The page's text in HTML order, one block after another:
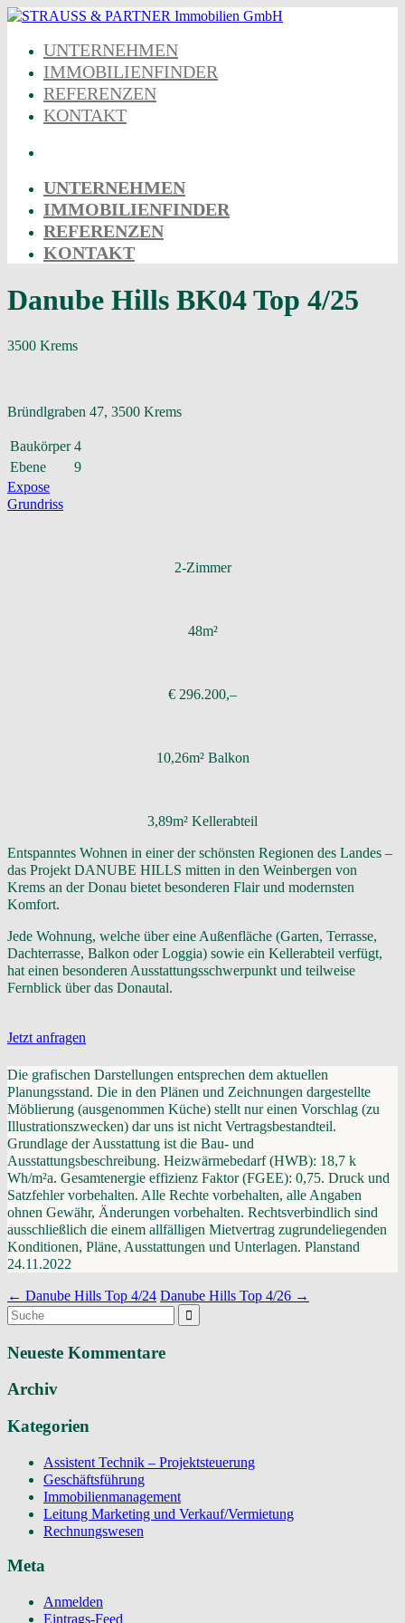
Skip
contentUNTERNEHMEN
IMMOBILIENFINDER
REFERENZEN
KONTAKT
UNTERNEHMEN
IMMOBILIENFINDER
REFERENZEN
KONTAKT
Danube Hills BK04 Top 4/25
3500 Krems
Bründlgraben 47, 3500 Krems
Baukörper 4
Ebene
9
Expose
Grundriss
2-Zimmer
48m²
€ 296.200,–
10,26m² Balkon
3,89m² Kellerabteil
Entspanntes Wohnen in einer der schönsten Regionen des Landes –
das Projekt DANUBE HILLS mitten in den Weinbergen von
Krems an der Donau bietet besonderen Flair und modernsten
Komfort.
Jede Wohnung, welche über eine Außenfläche (Garten, Terrasse,
Dachterrasse, Balkon oder Loggia) sowie ein Kellerabteil verfügt,
hat einen besonderen Ausstattungsschwerpunkt und teilweise
Fernblick über das Donautal.
Jetzt anfragen
Die grafischen Darstellungen entsprechen dem aktuellen
Planungsstand. Die in den Plänen und Zeichnungen dargestellte
Möblierung (ausgenommen Küche) stellt nur einen Vorschlag (zu
Illustrationszwecken) dar uns ist nicht Vertragsbestandteil.
Grundlage der Ausstattung ist die Bau- und
Ausstattungsbeschreibung. Heizwärmebedarf (HWB): 18,7 k
Wh/m²a. Gesamtenergie effizienz Faktor (FGEE): 0,75. Druck und
Satzfehler vorbehalten. Alle Rechte vorbehalten, alle Angaben
ohnen Gewähr, Änderungen vorbehalten. Rechtsverbindlich sind
ausschließlich die einem allfälligen Mietvertrag zugrundeliegenden
Konditionen, Pläne, Ausstattungen und Unterlagen. Planstand
24.11.2022
Navigation
(Beiträge)
← Danube Hills Top 4/24 Danube Hills Top 4/26 →
Suchergebnis
für:
Neueste Kommentare
Archiv
Kategorien
Assistent Technik – Projektsteuerung
Geschäftsführung
Immobilienmanagement
Leitung Marketing und Verkauf/Vermietung
Rechnungswesen
Meta
Anmelden
Eintrags-Feed